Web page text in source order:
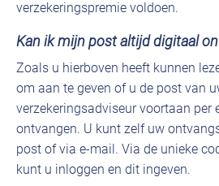
verzekeringspremie voldoen.
Kan ik mijn post altijd digitaal
Zoals u hierboven heeft kunnen
om aan te geven of u de post van
verzekeringsadviseur voortaan per
ontvangen. U kunt zelf uw
post of via e-mail. Via de unieke
kunt u inloggen en dit ingeven.